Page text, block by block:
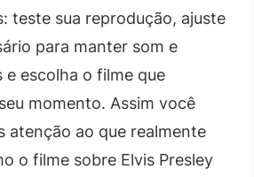
teste sua reprodução, ajuste
para manter som e
e escolha o filme que
momento. Assim você
atenção ao que realmente
o filme sobre Elvis Presley